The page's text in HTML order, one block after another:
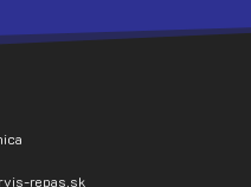
repas.sk